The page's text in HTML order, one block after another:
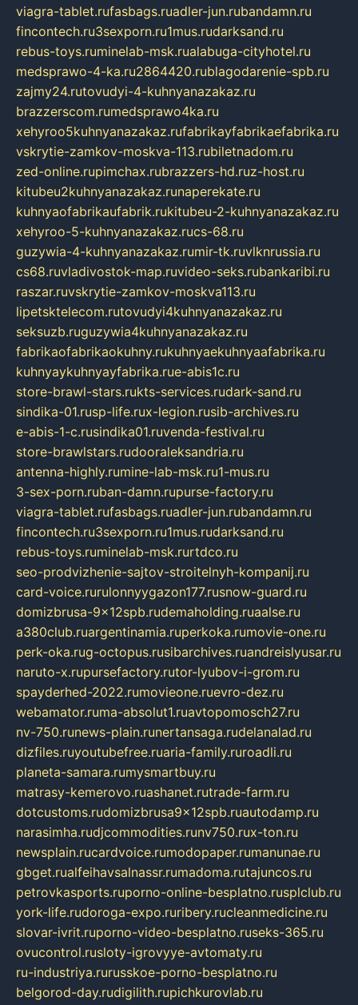
viagra-tablet.rufasbags.ruadler-jun.rubandamn.ru
fincontech.ru3sexporn.ru1mus.rudarksand.ru
rebus-toys.ruminelab-msk.rualabuga-cityhotel.ru
medsprawo-4-ka.ru2864420.rublagodarenie-spb.ru
zajmy24.rutovudyi-4-kuhnyanazakaz.ru
brazzerscom.rumedsprawo4ka.ru
xehyroo5kuhnyanazakaz.rufabrikayfabrikaefabrika.ru
vskrytie-zamkov-moskva-113.rubiletnadom.ru
zed-online.rupimchax.rubrazzers-hd.ruz-host.ru
kitubeu2kuhnyanazakaz.runaperekate.ru
kuhnyaofabrikaufabrik.rukitubeu-2-kuhnyanazakaz.ru
xehyroo-5-kuhnyanazakaz.rucs-68.ru
guzywia-4-kuhnyanazakaz.rumir-tk.ruvlknrussia.ru
cs68.ruvladivostok-map.ruvideo-seks.rubankaribi.ru
raszar.ruvskrytie-zamkov-moskva113.ru
lipetsktelecom.rutovudyi4kuhnyanazakaz.ru
seksuzb.ruguzywia4kuhnyanazakaz.ru
fabrikaofabrikaokuhny.rukuhnyaekuhnyaafabrika.ru
kuhnyaykuhnyayfabrika.rue-abis1c.ru
store-brawl-stars.rukts-services.rudark-sand.ru
sindika-01.rusp-life.rux-legion.rusib-archives.ru
e-abis-1-c.rusindika01.ruvenda-festival.ru
store-brawlstars.rudooraleksandria.ru
antenna-highly.rumine-lab-msk.ru1-mus.ru
3-sex-porn.ruban-damn.rupurse-factory.ru
viagra-tablet.rufasbags.ruadler-jun.rubandamn.ru
fincontech.ru3sexporn.ru1mus.rudarksand.ru
rebus-toys.ruminelab-msk.rurtdco.ru
seo-prodvizhenie-sajtov-stroitelnyh-kompanij.ru
card-voice.rurulonnyygazon177.rusnow-guard.ru
domizbrusa-9x12spb.rudemaholding.ruaalse.ru
a380club.ruargentinamia.ruperkoka.rumovie-one.ru
perk-oka.rug-octopus.rusibarchives.ruandreislyusar.ru
naruto-x.rupursefactory.rutor-lyubov-i-grom.ru
spayderhed-2022.rumovieone.ruevro-dez.ru
webamator.ruma-absolut1.ruavtopomosch27.ru
nv-750.runews-plain.runertansaga.rudelanalad.ru
dizfiles.ruyoutubefree.ruaria-family.ruroadli.ru
planeta-samara.rumysmartbuy.ru
matrasy-kemerovo.ruashanet.rutrade-farm.ru
dotcustoms.rudomizbrusa9x12spb.ruautodamp.ru
narasimha.rudjcommodities.runv750.rux-ton.ru
newsplain.rucardvoice.rumodopaper.rumanunae.ru
gbget.rualfeihavsalnassr.rumadoma.rutajuncos.ru
petrovkasports.ruporno-online-besplatno.rusplclub.ru
york-life.rudoroga-expo.ruribery.rucleanmedicine.ru
slovar-ivrit.ruporno-video-besplatno.ruseks-365.ru
ovucontrol.rusloty-igrovyye-avtomaty.ru
ru-industriya.rurusskoe-porno-besplatno.ru
belgorod-day.rudigilith.rupichkurovlab.ru